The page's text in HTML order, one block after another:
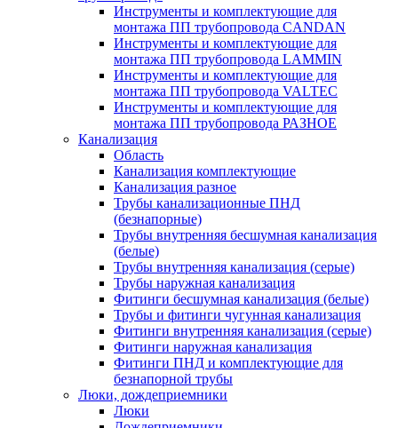
Инструменты и комплектующие для
монтажа ПП трубопровода CANDAN
Инструменты и комплектующие для
монтажа ПП трубопровода LAMMIN
Инструменты и комплектующие для
монтажа ПП трубопровода VALTEC
Инструменты и комплектующие для
монтажа ПП трубопровода РАЗНОЕ
Канализация
Область
Канализация комплектующие
Канализация разное
Трубы канализационные ПНД
(безнапорные)
Трубы внутренняя бесшумная канализация
(белые)
Трубы внутренняя канализация (серые)
Трубы наружная канализация
Фитинги бесшумная канализация (белые)
Трубы и фитинги чугунная канализация
Фитинги внутренняя канализация (серые)
Фитинги наружная канализация
Фитинги ПНД и комплектующие для
безнапорной трубы
Люки, дождеприемники
Люки